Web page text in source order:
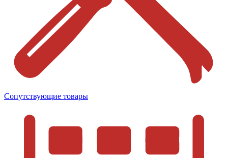
Сопутствующие товары